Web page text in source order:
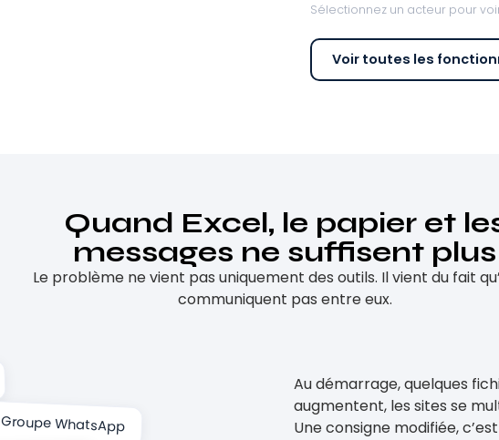
Sélectionnez un acteur pour
Voir toutes les
Quand Excel, le papier et
messages ne suffisent plus
Le problème ne vient pas uniquement des outils. Il vient du fait
communiquent pas entre eux.
Groupe WhatsApp
Au démarrage, quelques
augmentent, les sites se
Une consigne modifiée,